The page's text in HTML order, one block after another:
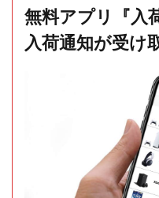
無料アプリ『入
入荷通知が受け